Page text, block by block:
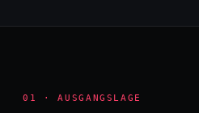
01 · AUSGANGSLAGE